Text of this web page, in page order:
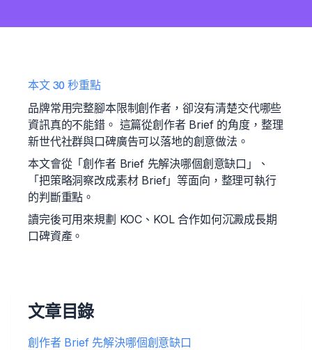
本文 30 秒重點
品牌常用完整腳本限制創作者，卻沒有清楚交代哪些
資訊真的不能錯。 這篇從創作者 Brief 的角度，整理
新世代社群與口碑廣告可以落地的創意做法。
本文會從「創作者 Brief 先解決哪個創意缺口」、
「把策略洞察改成素材 Brief」等面向，整理可執行
的判斷重點。
讀完後可用來規劃 KOC、KOL 合作如何沉澱成長期
口碑資產。
文章目錄
創作者 Brief 先解決哪個創意缺口